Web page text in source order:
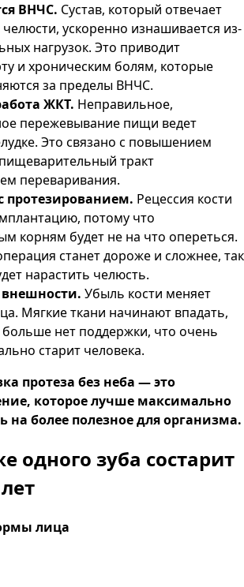
ВНЧС. Сустав, который отвечает
ускоренно изнашивается из-
нагрузок. Это приводит
и хроническим болям, которые
за пределы ВНЧС.
ЖКТ. Неправильное,
пережевывание пищи ведет
Это связано с повышением
тракт
переваривания.
протезированием. Рецессия кости
потому что
корням будет не на что опереться.
станет дороже и сложнее, так
нарастить челюсть.
Убыль кости меняет
Мягкие ткани начинают впадать,
больше нет поддержки, что очень
старит человека.
протеза без неба — это
которое лучше максимально
на более полезное для организма.
одного зуба состарит
лица